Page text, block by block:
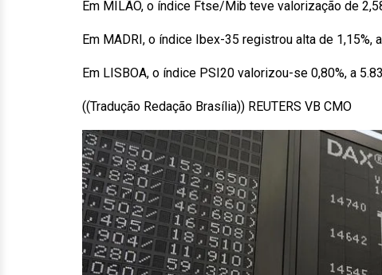
Em MILÃO, o índice Ftse/Mib teve valorização de
Em MADRI, o índice Ibex-35 registrou alta de 1,15%,
Em LISBOA, o índice PSI20 valorizou-se 0,80%, a
((Tradução Redação Brasília)) REUTERS VB CMO